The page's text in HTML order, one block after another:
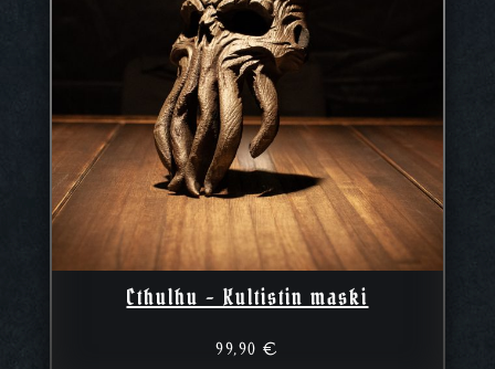
Cthulhu – Kultistin maski
99,90€